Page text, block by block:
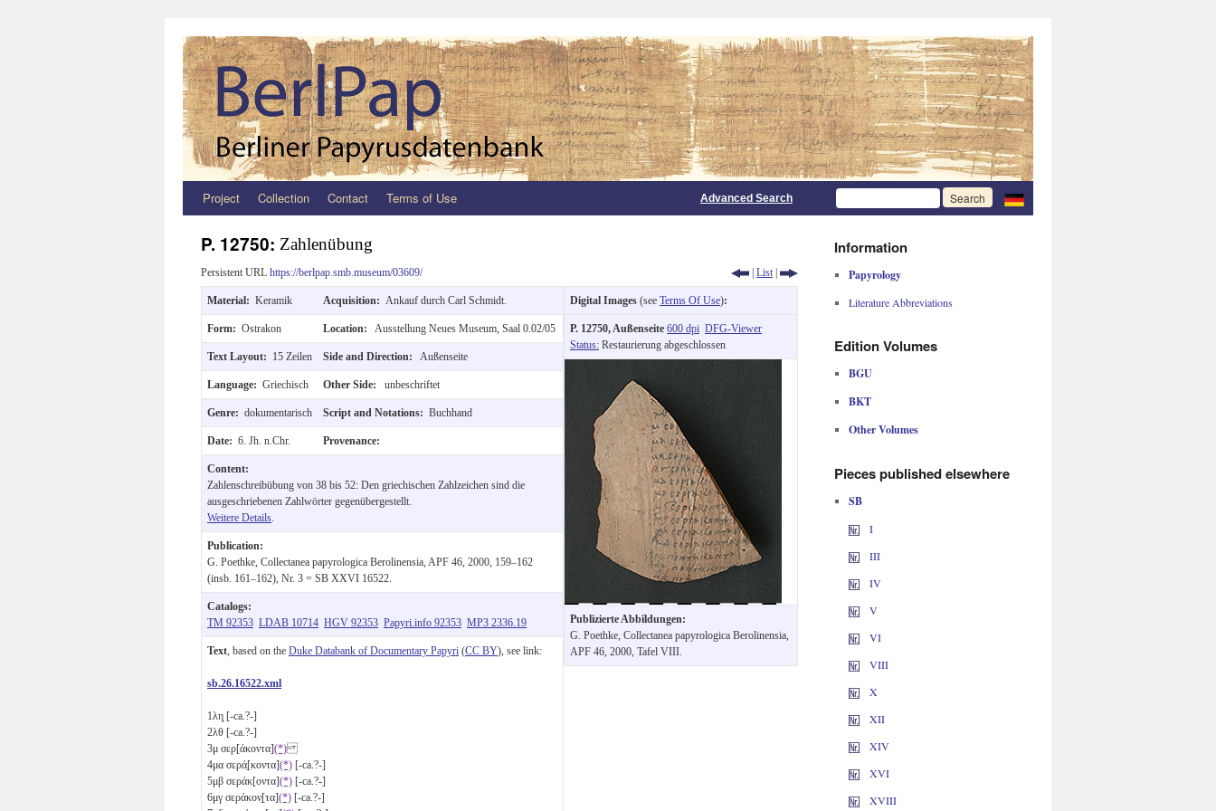
Zum
springen
Project Collection Contact Terms of Use Advanced Search
P. 12750: Zahlenübung
Persistent URL https://berlpap.smb.museum/03609/ | List |
Material: Keramik Acquisition: Ankauf durch Carl Schmidt.
Form: Ostrakon Location: Ausstellung Neues Museum, Saal 0.02/05
Text Layout: 15 Zeilen Side and Direction: Außenseite
Language: Griechisch Other Side: unbeschriftet
Genre: dokumentarisch Script and Notations: Buchhand
Date: 6. Jh. n.Chr. Provenance:
Content:
Zahlenschreibübung von 38 bis 52: Den griechischen Zahlzeichen sind die
ausgeschriebenen Zahlwörter gegenübergestellt.
Weitere Details
Publication:
G. Poethke, Collectanea papyrologica Berolinensia, APF 46, 2000, 159–162
(insb. 161–162), Nr. 3 = SB XXVI 16522.
Catalogs:
TM 92353 LDAB 10714 HGV 92353 Papyri.info 92353 MP3 2336.19
Text , based on the Duke Databank of Documentary Papyri (CC BY), see link:
sb.26.16522.xml
1λη̣ [-ca.?-]
2λθ [-ca.?-]
3μ σερ[άκοντα](*)
4μα σερά̣[κοντα](*) [-ca.?-]
5μβ σεράκ[οντα](*) [-ca.?-]
6μγ σεράκον̣[τα](*) [-ca.?-]
Digital Images (see Terms Of Use):
P. 12750, Außenseite 600 dpi DFG-Viewer
Status: Restaurierung abgeschlossen
Publizierte Abbildungen:
G. Poethke, Collectanea papyrologica Berolinensia,
APF 46, 2000, Tafel VIII.
Information
Papyrology
Literature Abbreviations
Edition Volumes
BGU
BKT
Other Volumes
Pieces published elsewhere
SB
I
III
IV
V
VI
VIII
X
XII
XIV
XVI
XVIII